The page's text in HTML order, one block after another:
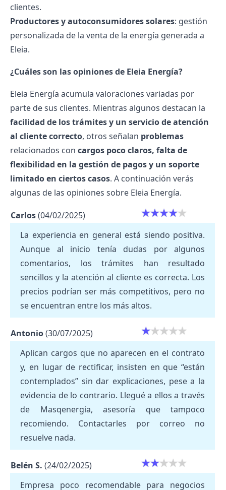
clientes.
Productores y autoconsumidores solares: gestión
personalizada de la venta de la energía generada a
Eleia.
¿Cuáles son las opiniones de Eleia Energía?
Eleia Energía acumula valoraciones variadas por
parte de sus clientes. Mientras algunos destacan la
facilidad de los trámites y un servicio de atención
al cliente correcto, otros señalan problemas
relacionados con cargos poco claros, falta de
flexibilidad en la gestión de pagos y un soporte
limitado en ciertos casos. A continuación verás
algunas de las opiniones sobre Eleia Energía.
Carlos(04/02/2025)
La experiencia en general está siendo positiva.
Aunque al inicio tenía dudas por algunos
comentarios, los trámites han resultado
sencillos y la atención al cliente es correcta. Los
precios podrían ser más competitivos, pero no
se encuentran entre los más altos.
Antonio(30/07/2025)
Aplican cargos que no aparecen en el contrato
y, en lugar de rectificar, insisten en que “están
contemplados” sin dar explicaciones, pese a la
evidencia de lo contrario. Llegué a ellos a través
de Masqenergia, asesoría que tampoco
recomiendo. Contactarles por correo no
resuelve nada.
Belén S. (24/02/2025)
Empresa poco recomendable para negocios